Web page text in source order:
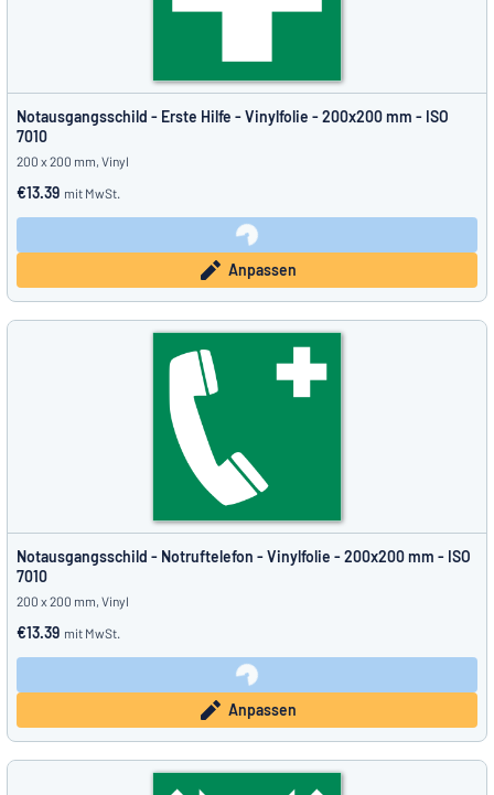
Notausgangsschild - Erste Hilfe - Vinylfolie - 200x200 mm - ISO
7010
200 x 200 mm, Vinyl
€13.39 mit MwSt.
Anpassen
Notausgangsschild - Notruftelefon - Vinylfolie - 200x200 mm - ISO
7010
200 x 200 mm, Vinyl
€13.39 mit MwSt.
Anpassen